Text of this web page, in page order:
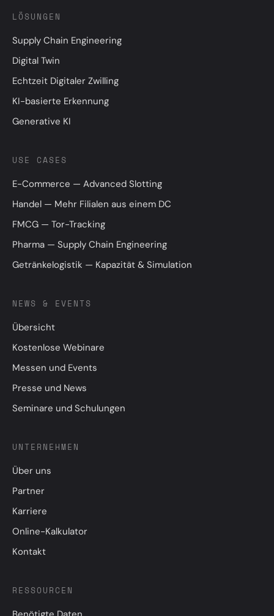
LÖSUNGEN
Supply Chain Engineering
Digital Twin
Echtzeit Digitaler Zwilling
KI-basierte Erkennung
Generative KI
USE CASES
E-Commerce — Advanced Slotting
Handel — Mehr Filialen aus einem DC
FMCG — Tor-Tracking
Pharma — Supply Chain Engineering
Getränkelogistik — Kapazität & Simulation
NEWS & EVENTS
Übersicht
Kostenlose Webinare
Messen und Events
Presse und News
Seminare und Schulungen
UNTERNEHMEN
Über uns
Partner
Karriere
Online-Kalkulator
Kontakt
RESSOURCEN